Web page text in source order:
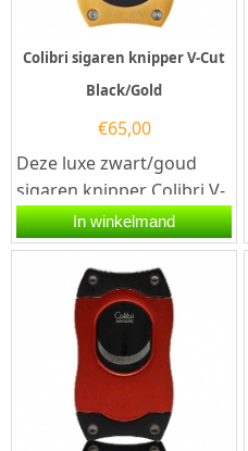
Colibri sigaren knipper V-Cut
Black/Gold
€65,00
Deze luxe zwart/goud
sigaren knipper Colibri V-
Cut Black is voorzien van
twee snijmessen van...
In winkelmand